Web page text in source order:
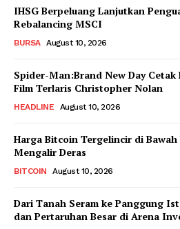
IHSG Berpeluang Lanjutkan
Rebalancing MSCI
BURSA August 10, 2026
Spider-Man:Brand New Day Cetak
Film Terlaris Christopher Nolan
HEADLINE August 10, 2026
Harga Bitcoin Tergelincir di Bawah
Mengalir Deras
BITCOIN August 10, 2026
Dari Tanah Seram ke Panggung
dan Pertaruhan Besar di Arena